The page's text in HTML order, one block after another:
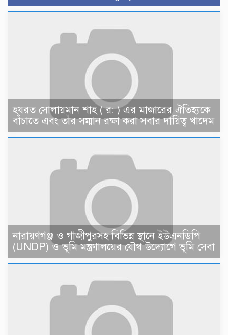
হযরত সোলায়মান শাহ ( র: ) এর মাজারের ঐতিহ্যকে
বাঁচাতে এবং তাঁর সম্মান রক্ষা করা সবার দায়িত্ব খাদেম
নারায়ণগঞ্জ ও গাজীপুরসহ বিভিন্ন স্থানে ইউএনডিপি
(UNDP) ও ভূমি মন্ত্রণালয়ের যৌথ উদ্যোগে ভূমি সেবা